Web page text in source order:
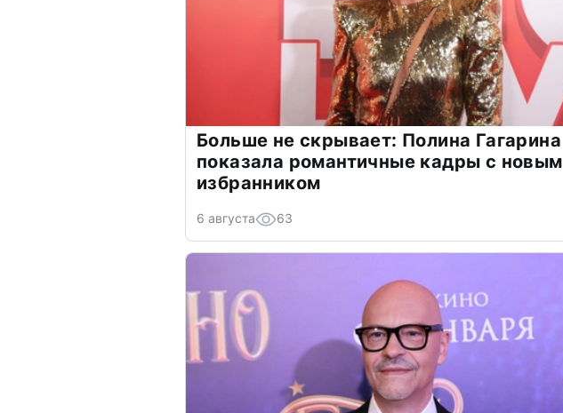
Больше не скрывает: Полина Гагарина
показала романтичные кадры с новым
избранником
6 августа 63